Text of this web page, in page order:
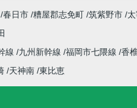
春日市 糟屋郡志免町 筑紫野市
線 九州新幹線 福岡市七隈線 香
天神南 東比恵